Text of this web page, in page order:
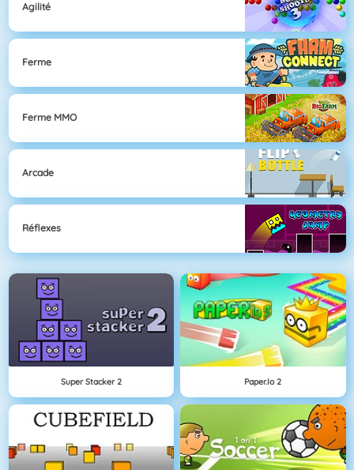
Agilité
Ferme
Ferme MMO
Arcade
Réflexes
Super Stacker 2 Paper.io 2